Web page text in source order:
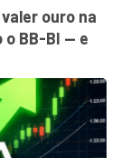
ouro na
BB-BI — e